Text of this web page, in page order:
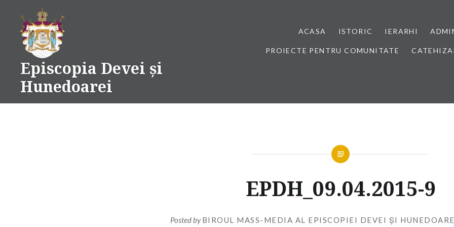
content
Episcopia Devei și
Hunedoarei
ACASA ISTORIC IERARHI
PROIECTE PENTRU COMUNITATE
EPDH_09.04.2015-9
Posted byBIROUL MASS-MEDIA AL EPISCOPIEI DEVEI ȘI